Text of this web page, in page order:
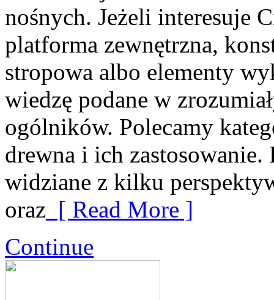
nośnych. Jeżeli interesuje
platforma zewnętrzna,
stropowa albo elementy
wiedzę podane w
ogólników. Polecamy
drewna i ich
widziane z kilku
oraz [ Read More ]
Continue